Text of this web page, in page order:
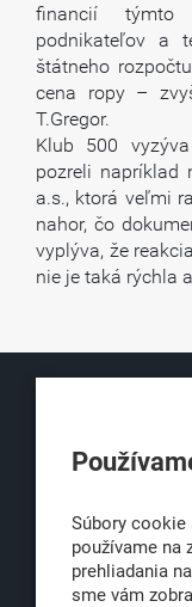
financií týmto
podnikateľov a
štátneho
cena ropy –
T.Gregor.
Klub 500
pozreli napríklad
a.s., ktorá veľmi
nahor, čo
vyplýva, že
nie je taká rýchla
Súbory
používame na
prehliadania
sme vám